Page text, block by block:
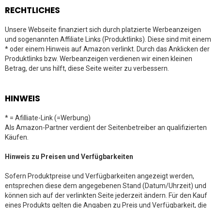
RECHTLICHES
Unsere Webseite finanziert sich durch platzierte Werbeanzeigen
und sogenannten Affiliate Links (Produktlinks). Diese sind mit einem
* oder einem Hinweis auf Amazon verlinkt. Durch das Anklicken der
Produktlinks bzw. Werbeanzeigen verdienen wir einen kleinen
Betrag, der uns hilft, diese Seite weiter zu verbessern.
HINWEIS
* = Afilliate-Link (=Werbung)
Als Amazon-Partner verdient der Seitenbetreiber an qualifizierten
Käufen.
Hinweis zu Preisen und Verfügbarkeiten
Sofern Produktpreise und Verfügbarkeiten angezeigt werden,
entsprechen diese dem angegebenen Stand (Datum/Uhrzeit) und
können sich auf der verlinkten Seite jederzeit ändern. Für den Kauf
eines Produkts gelten die Angaben zu Preis und Verfügbarkeit, die